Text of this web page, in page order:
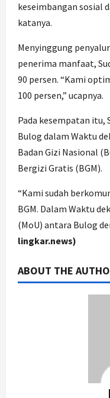
keseimbangan sosial
katanya.
Menyinggung
penerima manfaat,
90 persen. “Kami
100 persen,” ucapnya.
Pada kesempatan itu,
Bulog dalam Waktu
Badan Gizi Nasional
Bergizi Gratis (BGM).
“Kami sudah
BGM. Dalam Waktu
(MoU) antara Bulog
lingkar.news)
ABOUT THE